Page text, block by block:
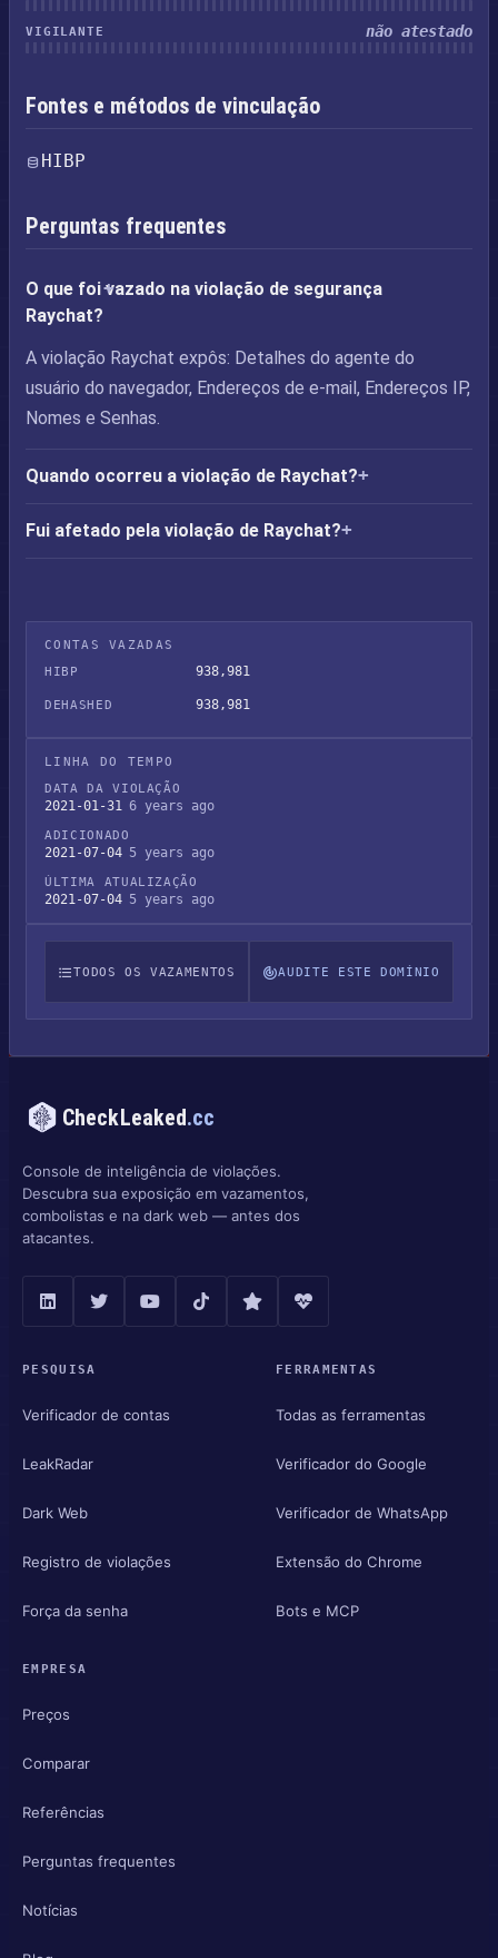
VIGILANTE não atestado
Fontes e métodos de vinculação
HIBP
Perguntas frequentes
O que foi vazado na violação de segurança
Raychat?
A violação Raychat expôs: Detalhes do agente do
usuário do navegador, Endereços de e-mail, Endereços IP,
Nomes e Senhas.
Quando ocorreu a violação de Raychat?
Fui afetado pela violação de Raychat?
CONTAS VAZADAS
HIBP
938,981
DEHASHED 938,981
LINHA DO TEMPO
DATA DA VIOLAÇÃO
2021-01-31 6 years ago
ADICIONADO
2021-07-04 5 years ago
ÚLTIMA ATUALIZAÇÃO
2021-07-04 5 years ago
TODOS OS VAZAMENTOS AUDITE ESTE DOMÍNIO
CheckLeaked.cc
Console de inteligência de violações.
Descubra sua exposição em vazamentos,
combolistas e na dark web — antes dos
atacantes.
PESQUISA
Verificador de contas
LeakRadar
Dark Web
Registro de violações
Força da senha
FERRAMENTAS
Todas as ferramentas
Verificador do Google
Verificador de WhatsApp
Extensão do Chrome
Bots e MCP
EMPRESA
Preços
Comparar
Referências
Perguntas frequentes
Notícias